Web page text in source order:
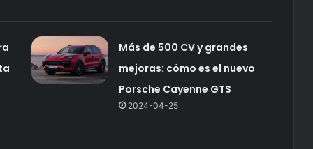
Más de 500 CV y grandes
mejoras: cómo es el nuevo
Porsche Cayenne GTS
2024-04-25